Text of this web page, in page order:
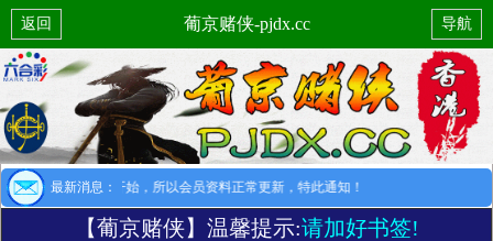
返回 葡京赌侠-pjdx.cc 导航
最新消息：
示：8月1日开始，所以会员资料正常更新，特此通知！
【葡京赌侠】温馨提示:请加好书签!